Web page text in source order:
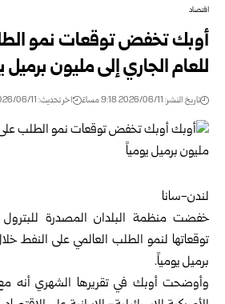
اقتصاد
أوبك تخفض توقعات نمو
للعام الجاري إلى مليون برميل
تاريخ النشر: 2026/06/11 9:18 مساءً اخر تحديث: 2026/06/11 9:18 مساءً
لندن-سانا
خفضت منظمة البلدان المصدرة
توقعاتها لنمو الطلب العالمي على النفط
برميل يومياً.
وأوضحت أوبك في تقريرها الشهري أنه مع